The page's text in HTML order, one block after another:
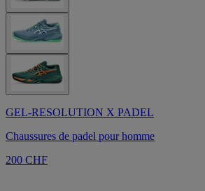
GEL-RESOLUTION X PADEL
Chaussures de padel pour homme
200 CHF